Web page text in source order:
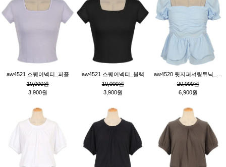
aw4521 스퀘어넥티_퍼플
10,000원
3,900원
aw4521 스퀘어넥티_블랙
10,000원
3,900원
20,000원
6,900원